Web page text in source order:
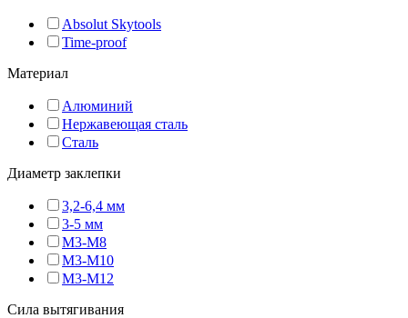
Absolut Skytools
Time-proof
Материал
Алюминий
Нержавеющая сталь
Сталь
Диаметр заклепки
3,2-6,4 мм
3-5 мм
M3-M8
M3-M10
M3-M12
Сила вытягивания